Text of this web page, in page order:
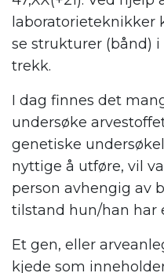
laboratorieteknikker
se strukturer (bånd)
trekk.
I dag finnes det
undersøke
genetiske
nyttige å utføre, vil
person avhengig av
tilstand hun/han har
Et gen, eller
kjede som